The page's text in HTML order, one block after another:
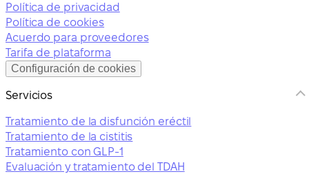
Política de privacidad
Política de cookies
Acuerdo para proveedores
Tarifa de plataforma
Configuración de cookies
Servicios
Tratamiento de la disfunción eréctil
Tratamiento de la cistitis
Tratamiento con GLP-1
Evaluación y tratamiento del TDAH